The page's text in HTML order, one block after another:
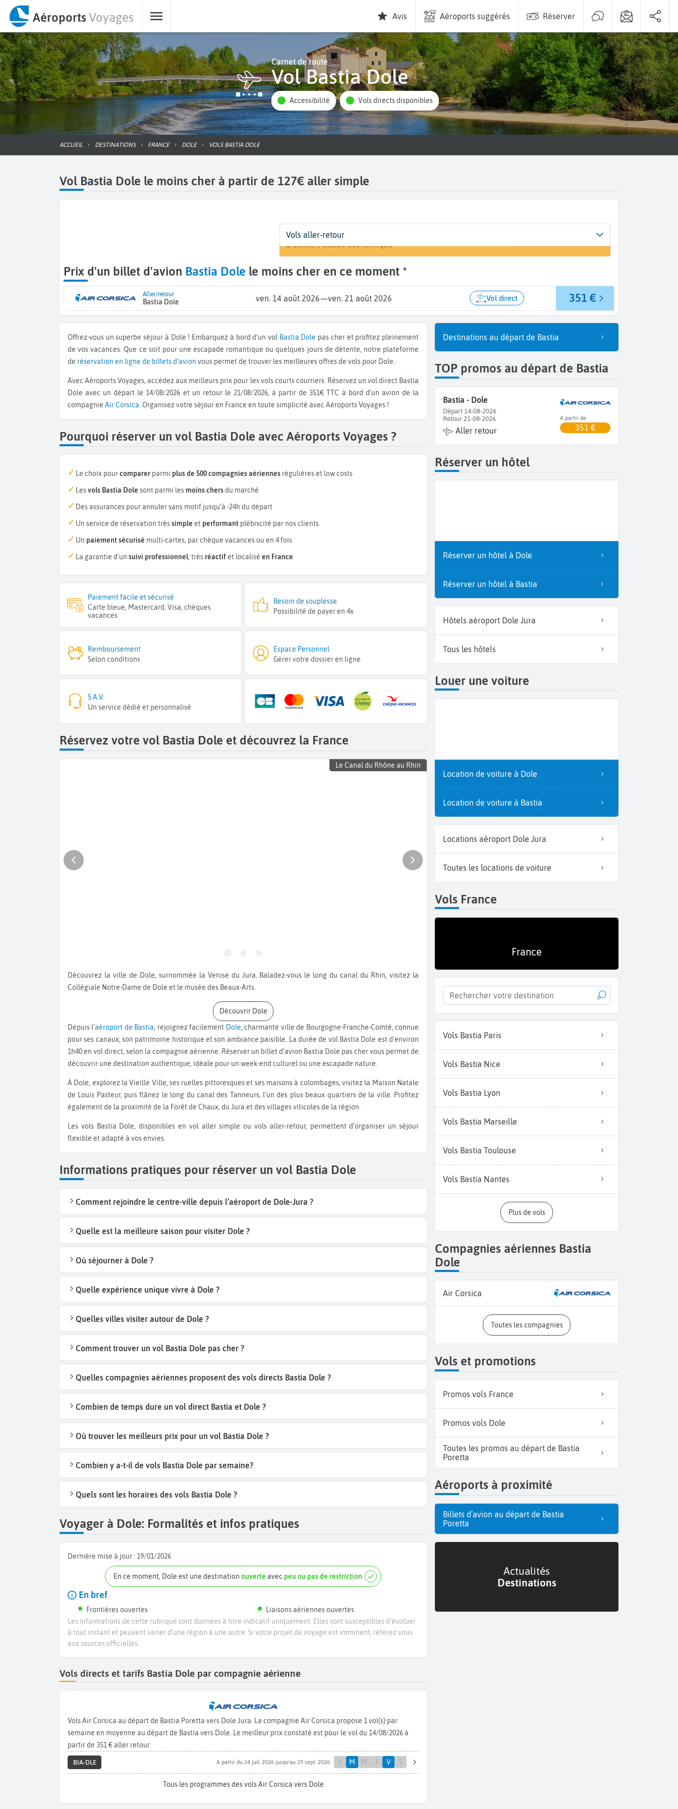
AéroportsVoyages Avis Aéroports suggérés Réserver
Carnet de route
Vol Bastia Dole
Accessibilité Vols directs disponibles
ACCUEIL DESTINATIONS FRANCE DOLE VOLS BASTIA DOLE
Vol Bastia Dole le moins cher à partir de 127€ aller simple
Départ
Bastia (BIA) Dole (DLE)
Dates
14 août - 21 août
Voyageurs | Classe
1 adulte | Classe économique
Vols aller-retour
Prix d'un billet d'avion Bastia Dole le moins cher en ce moment *
Aller/retour
Bastia Dole ven. 14 août 2026—ven. 21 août 2026 Vol direct 351 €
Offrez-vous un superbe séjour à Dole ! Embarquez à bord d’un vol Bastia Dole pas cher et profitez pleinement
de vos vacances. Que ce soit pour une escapade romantique ou quelques jours de détente, notre plateforme
de réservation en ligne de billets d’avion vous permet de trouver les meilleures offres de vols pour Dole.
Avec Aéroports Voyages, accédez aux meilleurs prix pour les vols courts courriers. Réservez un vol direct Bastia
Doleavec un départ le 14/08/2026 et un retour le 21/08/2026, à partir de 351€ TTC à bord d’un avion de la
compagnie Air Corsica . Organisez votre séjour en France en toute simplicité avec Aéroports Voyages !
Pourquoi réserver un vol Bastia Dole avec Aéroports Voyages ?
Le choix pourcomparer parmi plus de 500 compagnies aériennes régulières et low costs
Lesvols Bastia Dole sont parmi les moins chersdu marché
Des assurances pour annuler sans motif jusqu’à -24h du départ
Un service de réservation trèssimple et performant plébiscité par nos clients
Un paiement sécurisé multi-cartes, par chèque vacances ou en 4 fois
La garantie d'un suivi professionnel, très réactifet localisé en France
Paiement facile et sécurisé
Carte bleue, Mastercard, Visa, chèques
vacances
Besoin de souplesse
Possibilité de payer en 4x
Remboursement
Selon conditions
Espace Personnel
Gérer votre dossier en ligne
S.A.V.
Un service dédié et personnalisé
Réservez votre vol Bastia Dole et découvrez la France
Le Canal du Rhône au Rhin
Découvrez la ville de Dole, surnommée la Venise du Jura. Baladez-vous le long du canal du Rhin, visitez la
Collégiale Notre-Dame de Dole et le musée des Beaux-Arts.
Découvrir Dole
Depuis l’aéroport de Bastia, rejoignez facilement Dole, charmante ville de Bourgogne-Franche-Comté, connue
pour ses canaux, son patrimoine historique et son ambiance paisible. La durée de vol Bastia Dole est d’environ
1h40 en vol direct, selon la compagnie aérienne. Réserver un billet d’avion Bastia Dole pas cher vous permet de
découvrir une destination authentique, idéale pour un week-end culturel ou une escapade nature.
À Dole, explorez la Vieille Ville, ses ruelles pittoresques et ses maisons à colombages, visitez la Maison Natale
de Louis Pasteur, puis flânez le long du canal des Tanneurs, l’un des plus beaux quartiers de la ville. Profitez
également de la proximité de la Forêt de Chaux, du Jura et des villages viticoles de la région.
Les vols Bastia Dole, disponibles en vol aller simple ou vols aller-retour, permettent d’organiser un séjour
flexible et adapté à vos envies.
Informations pratiques pour réserver un vol Bastia Dole
Comment rejoindre le centre-ville depuis l’aéroport de Dole-Jura ?
Quelle est la meilleure saison pour visiter Dole ?
Où séjourner à Dole ?
Quelle expérience unique vivre à Dole ?
Quelles villes visiter autour de Dole ?
Comment trouver un vol Bastia Dole pas cher ?
Quelles compagnies aériennes proposent des vols directs Bastia Dole ?
Combien de temps dure un vol direct Bastia et Dole ?
Où trouver les meilleurs prix pour un vol Bastia Dole ?
Combien y a-t-il de vols Bastia Dole par semaine?
Quels sont les horaires des vols Bastia Dole ?
Voyager à Dole: Formalités et infos pratiques
Dernière mise à jour : 19/01/2026
En ce moment, Dole est une destinationouverte avec peu ou pas de restriction
En bref
Frontières ouvertes
Liaisons aériennes ouvertes
Les informations de cette rubrique sont données à titre indicatif uniquement. Elles sont susceptibles d’évoluer
à tout instant et peuvent varier d’une région à une autre. Si votre projet de voyage est imminent, référez vous
aux sources officielles.
Vols directs et tarifs Bastia Dole par compagnie aérienne
Vols Air Corsica au départ de Bastia Poretta vers Dole Jura. La compagnie Air Corsica propose 1 vol(s) par
semaine en moyenne au départ de Bastia vers Dole. Le meilleur prix constaté est pour le vol du 14/08/2026 à
partir de 351 € aller retour.
BIA-DLE A partir du 24 juil. 2026 jusqu'au 29 sept. 2026 L M M J V S
Tous les programmes des vols Air Corsica vers Dole
Destinations au départ de Bastia
TOP promos au départ de Bastia
Bastia - Dole
Départ 14-08-2026
Retour 21-08-2026
Aller retour
A partir de
351 €
Réserver un hôtel
Réserver un hôtel à Dole
Réserver un hôtel à Bastia
Hôtels aéroport Dole Jura
Tous les hôtels
Louer une voiture
Location de voiture à Dole
Location de voiture à Bastia
Locations aéroport Dole Jura
Toutes les locations de voiture
Vols France
France
Vols Bastia Paris
Vols Bastia Nice
Vols Bastia Lyon
Vols Bastia Marseille
Vols Bastia Toulouse
Vols Bastia Nantes
Plus de vols
Compagnies aériennes Bastia
Dole
Air Corsica
Toutes les compagnies
Vols et promotions
Promos vols France
Promos vols Dole
Toutes les promos au départ de Bastia
Poretta
Aéroports à proximité
Billets d’avion au départ de Bastia
Poretta
Actualités
Destinations